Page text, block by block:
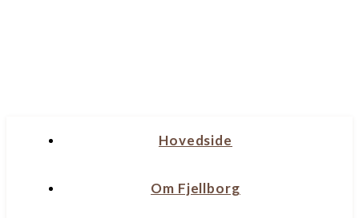
Hovedside
Om Fjellborg